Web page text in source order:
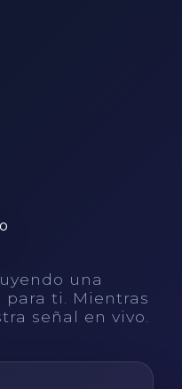
una
ti. Mientras
señal en vivo.